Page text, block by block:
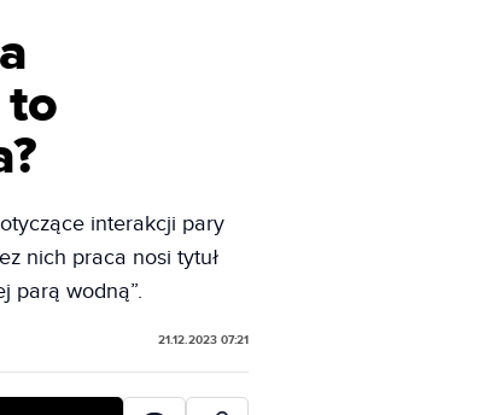
interakcji pary
nich praca nosi tytuł
parą wodną”.
21.12.2023 07:21